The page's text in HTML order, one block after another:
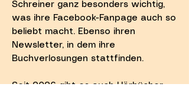
Schreiner ganz besonders wichtig,
was ihre Facebook-Fanpage auch so
beliebt macht. Ebenso ihren
Newsletter, in dem ihre
Buchverlosungen stattfinden.
Seit 2026 gibt es auch Hörbücher